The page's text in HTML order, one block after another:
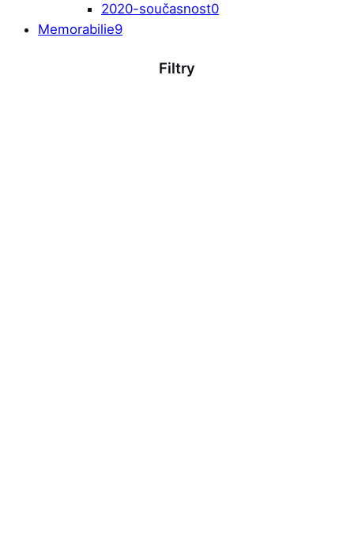
2020-současnost0
Memorabilie9
Filtry